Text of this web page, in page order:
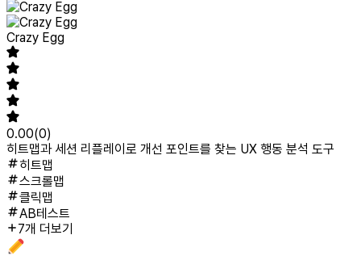
Crazy Egg
0.00(0)
히트맵과 세션 리플레이로 개선 포인트를 찾는 UX 행동 분석 도구
히트맵
스크롤맵
클릭맵
AB테스트
7개 더보기